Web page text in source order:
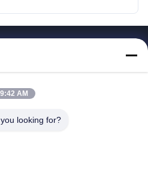
家
ロダクト
場旅行
9:42 AM
looking for?